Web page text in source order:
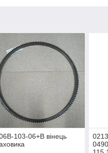
103-06+B вінець